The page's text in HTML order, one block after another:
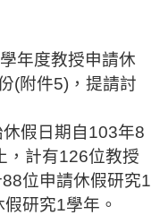
學年度教授申請休
(附件5) ，提請討
假日期自103年8
，計有126位教授
88位申請休假研究1
假研究1學年。